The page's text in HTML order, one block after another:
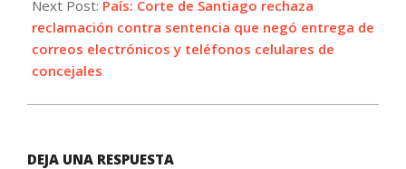
Next Post: País: Corte de Santiago rechaza
reclamación contra sentencia que negó entrega de
correos electrónicos y teléfonos celulares de
concejales
DEJA UNA RESPUESTA